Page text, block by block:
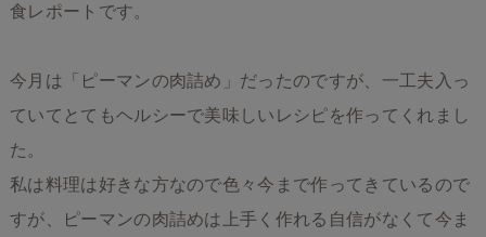
食レポートです。
今月は「ピーマンの肉詰め」だったのですが、一工夫入っ
ていてとてもヘルシーで美味しいレシピを作ってくれまし
た。
私は料理は好きな方なので色々今まで作ってきているので
すが、ピーマンの肉詰めは上手く作れる自信がなくて今ま